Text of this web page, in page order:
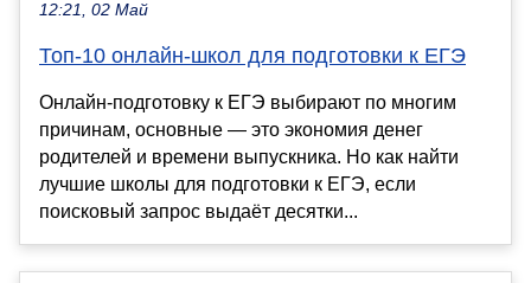
12:21, 02 Май
Топ-10 онлайн-школ для подготовки к ЕГЭ
Онлайн-подготовку к ЕГЭ выбирают по многим
причинам, основные — это экономия денег
родителей и времени выпускника. Но как найти
лучшие школы для подготовки к ЕГЭ, если
поисковый запрос выдаёт десятки...